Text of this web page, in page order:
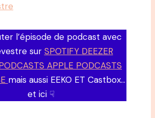
l’épisode de podcast avec
sur SPOTIFY DEEZER
APPLE PODCASTS
mais aussi EEKO ET Castbox…
et ici ☟